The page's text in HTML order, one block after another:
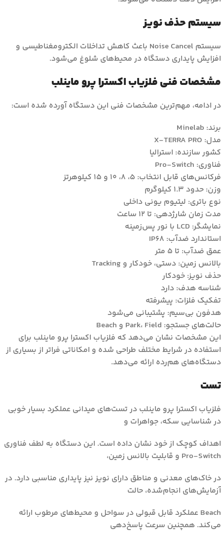
سیستم حذف نویز
سیستم Noise Cancel باعث کاهش تداخلات الکترومغناطیسی و
افزایش پایداری دستگاه در محیط‌های شلوغ می‌شود.
مشخصات فنی فلزیاب اکسترا پرو ماینلب
در ادامه، مهم‌ترین مشخصات فنی این دستگاه آورده شده است:
برند: Minelab
مدل: X-TERRA PRO
کشور سازنده: استرالیا
فناوری: Pro-Switch
فرکانس‌های قابل انتخاب: ۵، ۸، ۱۰ و ۱۵ کیلوهرتز
وزن: حدود ۱.۳ کیلوگرم
نوع باتری: لیتیوم یونی داخلی
مدت زمان شارژدهی: تا ۱۲ ساعت
نمایشگر: LCD با نور پس‌زمینه
استاندارد ضدآب: IP68
عمق ضدآب: تا ۵ متر
بالانس زمین: دستی، خودکار و Tracking
حذف نویز: خودکار
شناسه هدف: دارد
تفکیک فلزات: پیشرفته
هدفون بی‌سیم: پشتیبانی می‌شود
حالت‌های جستجو: Park، Field و Beach
این مشخصات نشان می‌دهد که فلزیاب اکسترا پرو ماینلب برای
استفاده در شرایط مختلف طراحی شده و امکاناتی فراتر از بسیاری از
دستگاه‌های هم‌رده ارائه می‌دهد.
تست
فلزیاب اکسترا پرو ماینلب در تست‌های میدانی عملکرد بسیار خوبی
در شناسایی سکه، جواهرات و
اهداف کوچک از خود نشان داده است. این دستگاه به لطف فناوری
Pro-Switch و قابلیت بالانس زمین،
در خاک‌های معدنی و مناطق دارای نویز نیز پایداری مناسبی دارد. در
آزمایش‌های انجام‌شده، حالت
Beach عملکرد قابل قبولی در سواحل و محیط‌های مرطوب ارائه
می‌کند. همچنین سرعت پاسخ‌دهی